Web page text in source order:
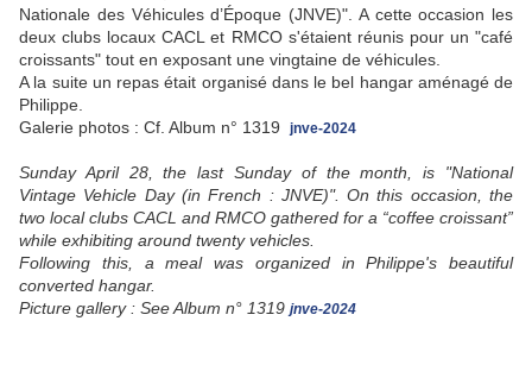
Nationale des Véhicules d’Époque (JNVE)". A cette occasion les
deux clubs locaux CACL et RMCO s'étaient réunis pour un "café
croissants" tout en exposant une vingtaine de véhicules.
A la suite un repas était organisé dans le bel hangar aménagé de
Philippe.
Galerie photos : Cf. Album n° 1319 jnve-2024
Sunday April 28, the last Sunday of the month, is "National
Vintage Vehicle Day (in French : JNVE)". On this occasion, the
two local clubs CACL and RMCO gathered for a “coffee croissant”
while exhibiting around twenty vehicles.
Following this, a meal was organized in Philippe's beautiful
converted hangar.
Picture gallery : See Album n° 1319 jnve-2024